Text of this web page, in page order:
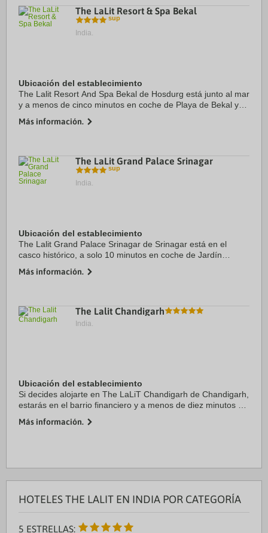
The LaLit Resort & Spa Bekal
India.
Ubicación del establecimiento
The Lalit Resort And Spa Bekal de Hosdurg está junto al mar
y a menos de cinco minutos en coche de Playa de Bekal y
encuentra a 4,5 km de Bekal Beach Park ...
Más información.
The LaLit Grand Palace Srinagar
India.
Ubicación del establecimiento
The Lalit Grand Palace Srinagar de Srinagar está en el
casco histórico, a solo 10 minutos en coche de Jardín
se encuentra a 4,5 km de Jardín ...
Más información.
The Lalit Chandigarh
India.
Ubicación del establecimiento
Si decides alojarte en The LaLiT Chandigarh de Chandigarh,
estarás en el barrio financiero y a menos de diez minutos en
Chandigarh. Además, este hotel ...
Más información.
HOTELES THE LALIT EN INDIA POR CATEGORÍA
5 ESTRELLAS: